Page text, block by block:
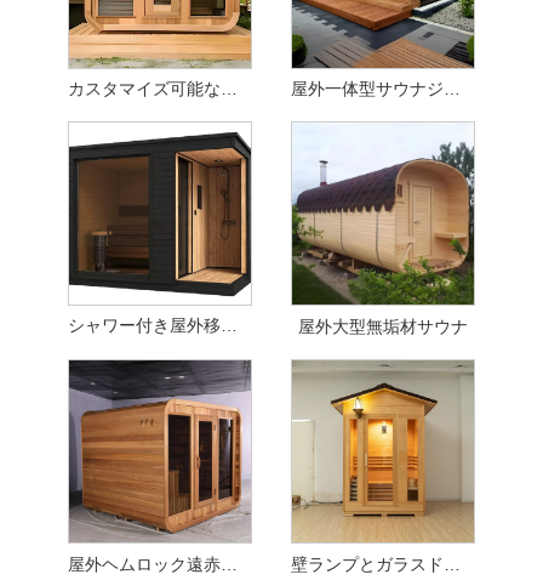
カスタマイズ可能な屋外ヘムロックサウナルーム（サウナストーブ付き） 屋外一体型サウナジャグジーコンボ - 無垢材強化ガラスの中庭/ヴィラ
屋外大型無垢材サウナ
屋外ヘムロック遠赤外線サウナ